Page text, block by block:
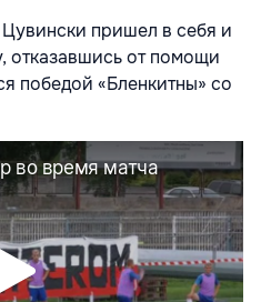
пришел в себя и
отказавшись от помощи
победой «Бленкитны» со